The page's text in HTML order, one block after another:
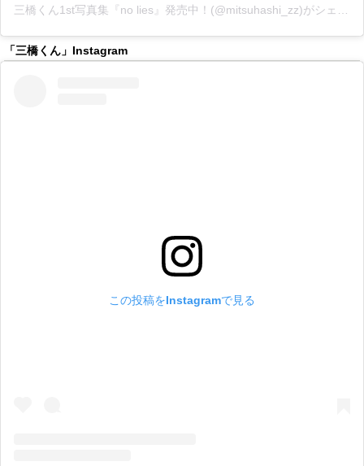
三橋くん1st写真集『no lies』発売中！(@mitsuhashi_zz)がシェアした投稿
「三橋くん」Instagram
この投稿をInstagramで見る